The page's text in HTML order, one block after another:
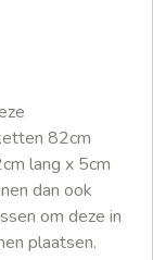
82cm
lang x 5cm
dan ook
om deze in
plaatsen.